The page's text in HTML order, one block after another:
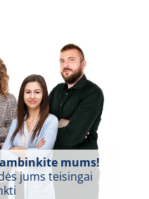
mums!
jums teisingai